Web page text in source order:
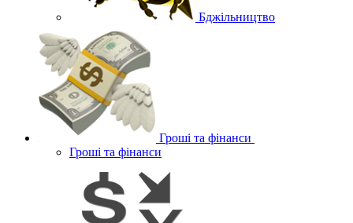
Бджільництво
Гроші та фінанси
Гроші та фінанси